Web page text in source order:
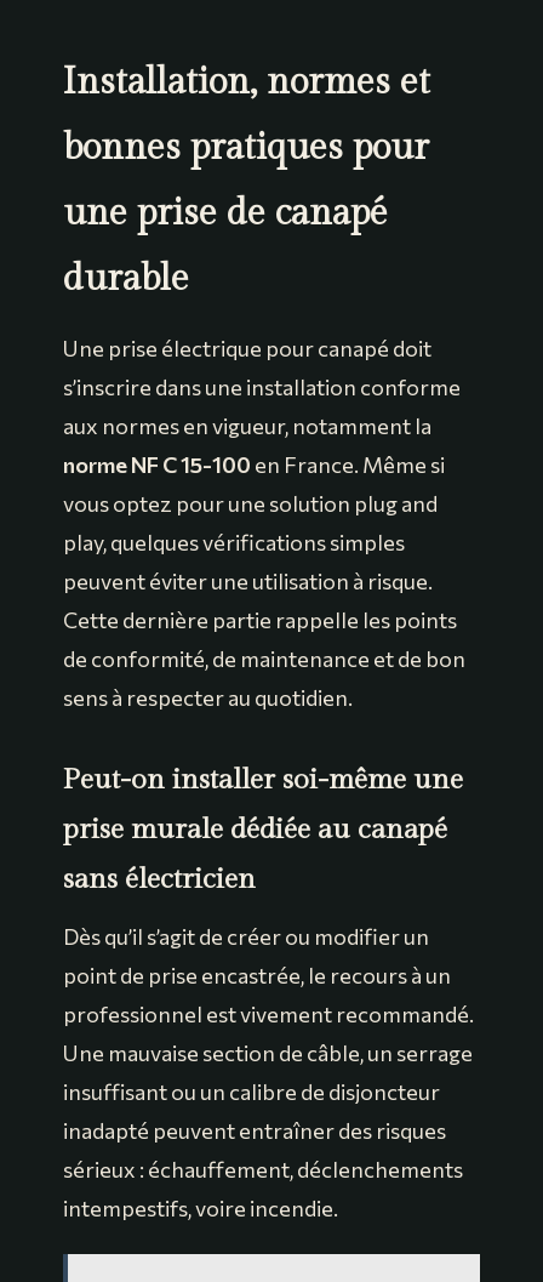
Installation, normes et
bonnes pratiques pour
une prise de canapé
durable
Une prise électrique pour canapé doit
s’inscrire dans une installation conforme
aux normes en vigueur, notamment la
norme NF C 15-100 en France. Même si
vous optez pour une solution plug and
play, quelques vérifications simples
peuvent éviter une utilisation à risque.
Cette dernière partie rappelle les points
de conformité, de maintenance et de bon
sens à respecter au quotidien.
Peut-on installer soi-même une
prise murale dédiée au canapé
sans électricien
Dès qu’il s’agit de créer ou modifier un
point de prise encastrée, le recours à un
professionnel est vivement recommandé.
Une mauvaise section de câble, un serrage
insuffisant ou un calibre de disjoncteur
inadapté peuvent entraîner des risques
sérieux : échauffement, déclenchements
intempestifs, voire incendie.